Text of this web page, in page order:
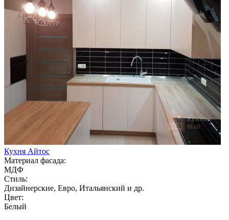
Кухня Айтос
Материал фасада:
МДФ
Стиль:
Дизайнерские, Евро, Итальянский и др.
Цвет:
Белый